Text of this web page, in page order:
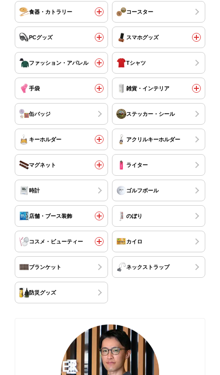
食器・カトラリー コースター
PCグッズ スマホグッズ
ファッション・アパレル Tシャツ
手袋 雑貨・インテリア
缶バッジ ステッカー・シール
キーホルダー アクリルキーホルダー
マグネット ライター
時計 ゴルフボール
店舗・ブース装飾 のぼり
コスメ・ビューティー カイロ
ブランケット ネックストラップ
防災グッズ